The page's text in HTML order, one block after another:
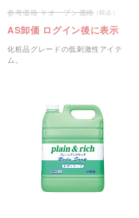
オープン価格
AS卸価 ログイン後に表示
化粧品グレードの低刺激性アイテ
ム。